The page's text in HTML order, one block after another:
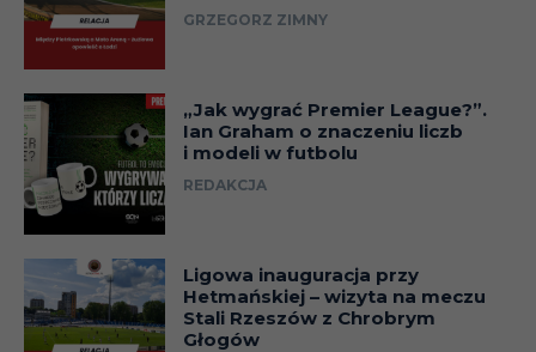
GRZEGORZ ZIMNY
„Jak wygrać Premier League?”.
Ian Graham o znaczeniu liczb
i modeli w futbolu
REDAKCJA
Ligowa inauguracja przy
Hetmańskiej – wizyta na meczu
Stali Rzeszów z Chrobrym
Głogów